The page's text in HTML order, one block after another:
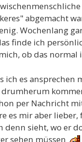
abgemacht
Wochenlang
finde ich
ob das normal
ich es ansprechen
per Nachricht
es mir aber lieber,
denn sieht, wo er
sehen müssen